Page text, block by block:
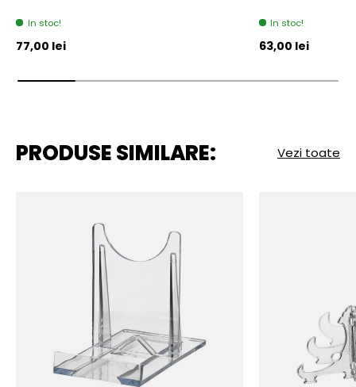
In stoc!
Pret initial
77,00 lei
In stoc!
Pret initial
63,00 lei
PRODUSE SIMILARE: Vezi toate